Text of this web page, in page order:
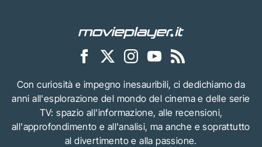
Con curiosità e impegno inesauribili, ci dedichiamo da
anni all'esplorazione del mondo del cinema e delle serie
TV: spazio all'informazione, alle recensioni,
all'approfondimento e all'analisi, ma anche e soprattutto
al divertimento e alla passione.